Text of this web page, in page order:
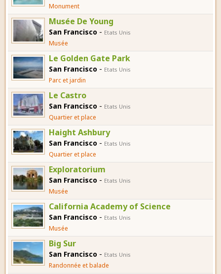
Monument
Musée De Young
San Francisco - Etats Unis
Musée
Le Golden Gate Park
San Francisco - Etats Unis
Parc et jardin
Le Castro
San Francisco - Etats Unis
Quartier et place
Haight Ashbury
San Francisco - Etats Unis
Quartier et place
Exploratorium
San Francisco - Etats Unis
Musée
California Academy of Science
San Francisco - Etats Unis
Musée
Big Sur
San Francisco - Etats Unis
Randonnée et balade